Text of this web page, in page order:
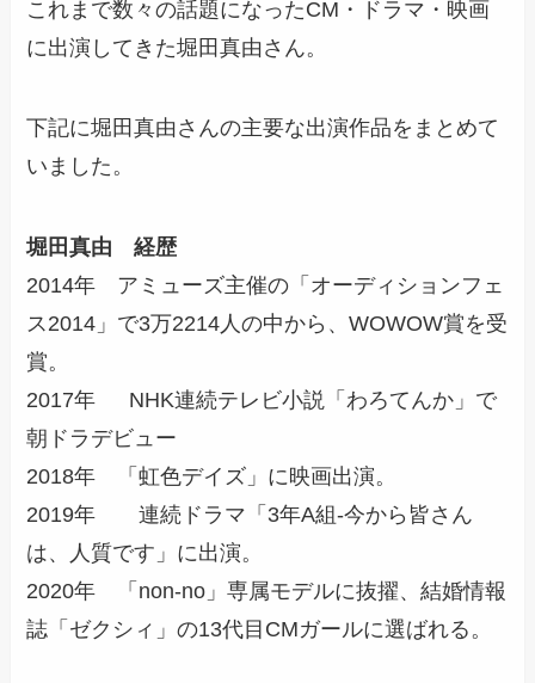
これまで数々の話題になったCM・ドラマ・映画
に出演してきた堀田真由さん。
下記に堀田真由さんの主要な出演作品をまとめて
いました。
堀田真由 経歴
2014年 アミューズ主催の「オーディションフェ
ス2014」で3万2214人の中から、WOWOW賞を受
賞。
2017年 NHK連続テレビ小説「わろてんか」で
朝ドラデビュー
2018年 「虹色デイズ」に映画出演。
2019年 連続ドラマ「3年A組-今から皆さん
は、人質です」に出演。
2020年 「non-no」専属モデルに抜擢、結婚情報
誌「ゼクシィ」の13代目CMガールに選ばれる。